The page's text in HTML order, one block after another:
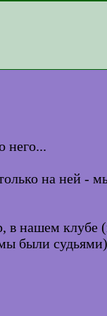
него...
на ней -
в нашем клубе
были